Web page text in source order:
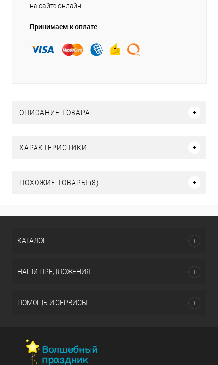
на сайте онлайн.
Принимаем к оплате
ОПИСАНИЕ ТОВАРА
ХАРАКТЕРИСТИКИ
ПОХОЖИЕ ТОВАРЫ (8)
КАТАЛОГ
НАШИ ПРЕДЛОЖЕНИЯ
ПОМОЩЬ И СЕРВИСЫ